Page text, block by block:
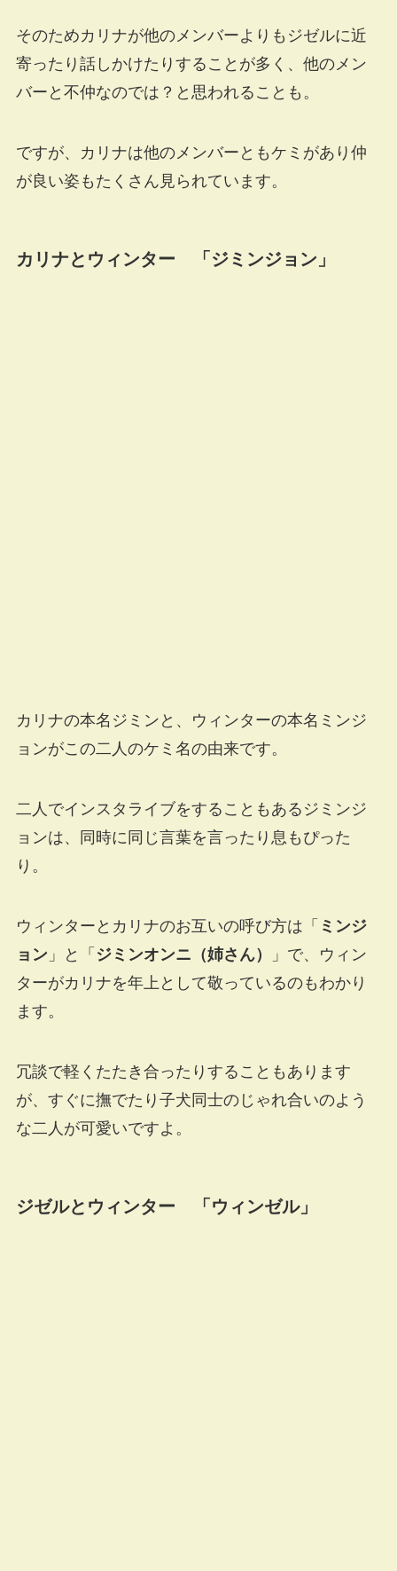
そのためカリナが他のメンバーよりもジゼルに近
寄ったり話しかけたりすることが多く、他のメン
バーと不仲なのでは？と思われることも。
ですが、カリナは他のメンバーともケミがあり仲
が良い姿もたくさん見られています。
カリナとウィンター 「ジミンジョン」
カリナの本名ジミンと、ウィンターの本名ミンジ
ョンがこの二人のケミ名の由来です。
二人でインスタライブをすることもあるジミンジ
ョンは、同時に同じ言葉を言ったり息もぴった
り。
ウィンターとカリナのお互いの呼び方は「 ミンジ
ョン 」と「 ジミンオンニ（姉さん）
」で、ウィン
ターがカリナを年上として敬っているのもわかり
ます。
冗談で軽くたたき合ったりすることもあります
が、すぐに撫でたり子犬同士のじゃれ合いのよう
な二人が可愛いですよ。
ジゼルとウィンター 「ウィンゼル」